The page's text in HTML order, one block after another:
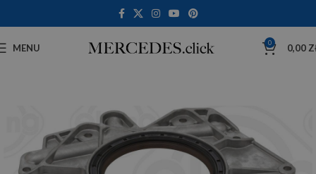
MENU 0 0,00